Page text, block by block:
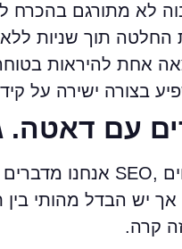
לא מתורגם בהכרח
החלטה תוך שניות
אחת להיראות
בצורה ישירה על
עם דאטה.
יש הבדל מהותי
קרה.